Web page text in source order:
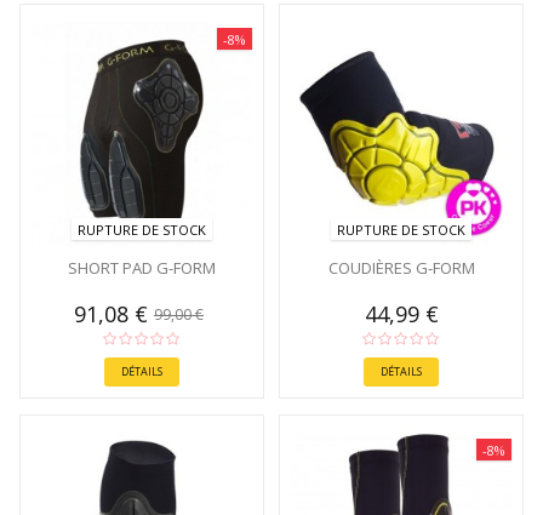
-8%
RUPTURE DE STOCK
SHORT PAD G-FORM
91,08 € 99,00 €
DÉTAILS
RUPTURE DE STOCK
COUDIÈRES G-FORM
44,99 €
DÉTAILS
-8%